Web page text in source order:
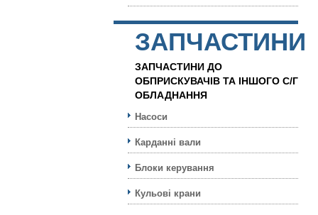
ЗАПЧАСТИНИ
ЗАПЧАСТИНИ ДО
ОБПРИСКУВАЧІВ ТА ІНШОГО С/Г
ОБЛАДНАННЯ
Насоси
Карданні вали
Блоки керування
Кульовi крани